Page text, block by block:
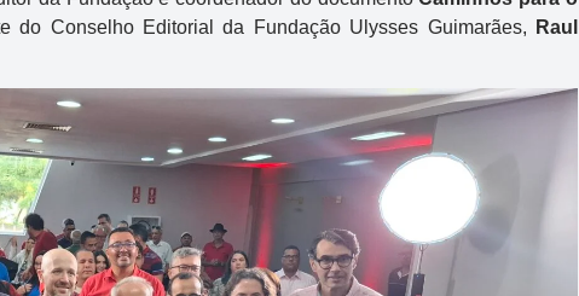
do Conselho Editorial da Fundação Ulysses Guimarães,
Raul